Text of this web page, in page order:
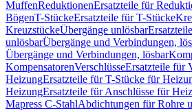
MuffenReduktionenErsatzteile für
BögenT-StückeErsatzteile für T-Stücke
KreuzstückeÜbergänge unlösbar
unlösbarÜbergänge und Verbindungen,
Übergänge und Verbindungen, lösbar
KompensatorenVerschlüsseErsatzteile für
HeizungErsatzteile für T-Stücke für
HeizungErsatzteile für Anschlüsse für
Mapress C-StahlAbdichtungen für Rohre